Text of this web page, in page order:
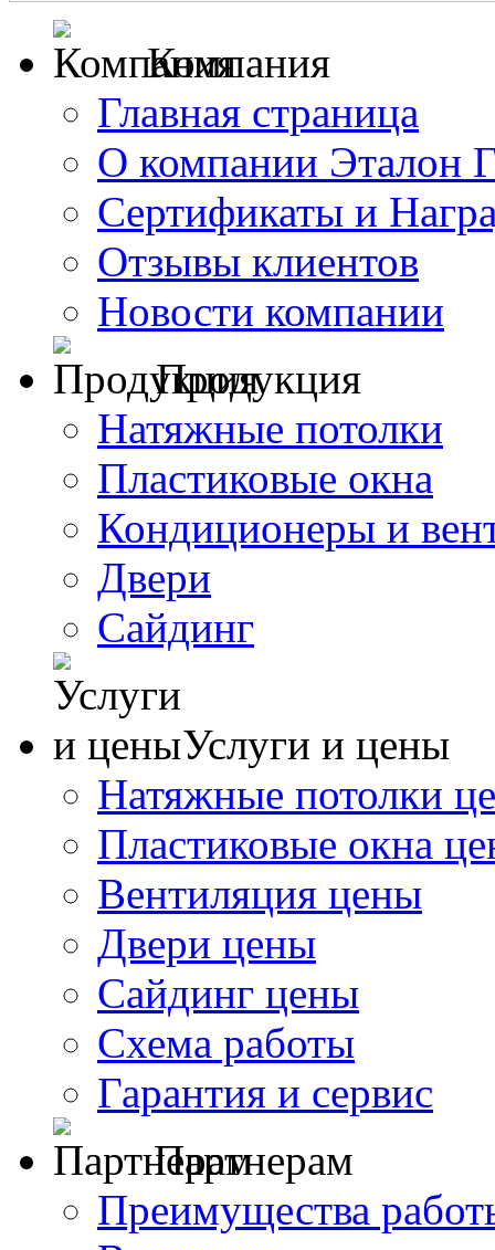
Компания
Главная страница
О компании Эталон
Сертификаты и
Отзывы клиентов
Новости компании
Продукция
Натяжные потолки
Пластиковые окна
Кондиционеры и
Двери
Сайдинг
Услуги и цены
Натяжные потолки
Пластиковые окна
Вентиляция цены
Двери цены
Сайдинг цены
Схема работы
Гарантия и сервис
Партнерам
Преимущества